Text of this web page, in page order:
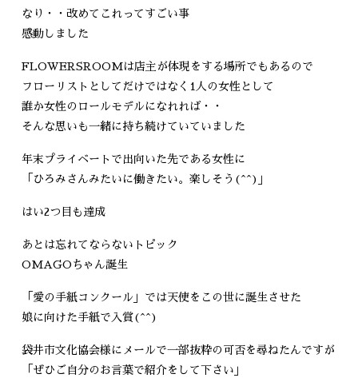
なり・・改めてこれってすごい事
感動しました
FLOWERSROOMは店主が体現をする場所でもあるので
フローリストとしてだけではなく1人の女性として
誰か女性のロールモデルになれれば・・
そんな思いも一緒に持ち続けていていました
年末プライベートで出向いた先である女性に
「ひろみさんみたいに働きたい。楽しそう(^^)」
はい2つ目も達成
あとは忘れてならないトピック
OMAGOちゃん誕生
「愛の手紙コンクール」では天使をこの世に誕生させた
娘に向けた手紙で入賞(^^)
袋井市文化協会様にメールで一部抜粋の可否を尋ねたんですが
「ぜひご自分のお言葉で紹介をして下さい」